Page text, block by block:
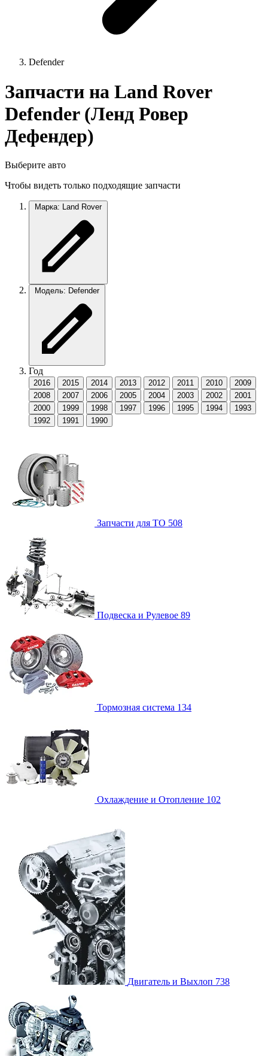
Defender
Запчасти на Land Rover
Defender (Ленд Ровер
Дефендер)
Выберите авто
Чтобы видеть только подходящие запчасти
Марка: Land Rover
Модель: Defender
Год
2016 2015 2014 2013 2012 2011 2010
2009
2008
2007 2006 2005 2004 2003 2002
2001
2000
1999 1998 1997 1996 1995 1994
1993
1992
1991 1990
Запчасти для ТО 508
Подвеска и Рулевое 89
Тормозная система 134
Охлаждение и Отопление 102
Двигатель и Выхлоп 738